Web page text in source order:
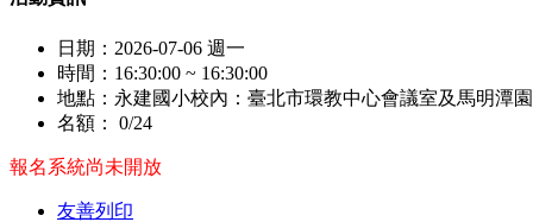
日期： 2026-07-06 週一
時間： 16:30:00 ~ 16:30:00
地點： 永建國小校內：臺北市環教中心會議室及馬明潭
名額：
0/24
報名系統尚未開放
友善列印